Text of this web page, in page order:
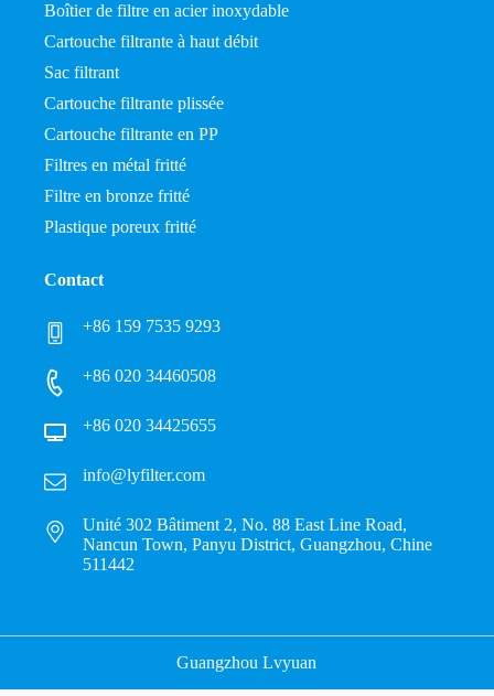
Boîtier de filtre en acier inoxydable
Cartouche filtrante à haut débit
Sac filtrant
Cartouche filtrante plissée
Cartouche filtrante en PP
Filtres en métal fritté
Filtre en bronze fritté
Plastique poreux fritté
Contact
+86 159 7535 9293
+86 020 34460508
+86 020 34425655
info@lyfilter.com
Unité 302 Bâtiment 2, No. 88 East Line Road,
Nancun Town, Panyu District, Guangzhou, Chine
511442
Guangzhou Lvyuan